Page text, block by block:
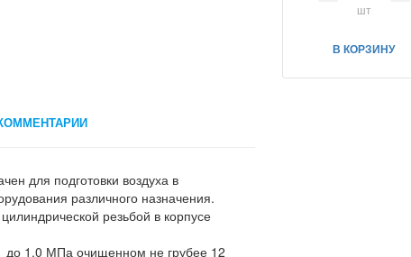
шт
В КОРЗИНУ
для подготовки воздуха в
различного назначения.
резьбой в корпусе
до 1,0 МПа очищенном не грубее 12